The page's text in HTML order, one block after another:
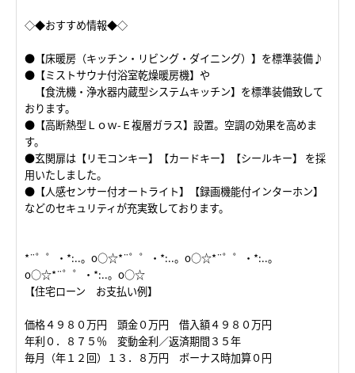
◇◆おすすめ情報◆◇
●【床暖房（キッチン・リビング・ダイニング）】を標準装備♪
●【ミストサウナ付浴室乾燥暖房機】や
【食洗機・浄水器内蔵型システムキッチン】を標準装備致して
おります。
●【高断熱型Ｌｏｗ-Ｅ複層ガラス】設置。空調の効果を高めま
す。
●玄関扉は【リモコンキー】【カードキー】【シールキー】 を採
用いたしました。
●【人感センサー付オートライト】【録画機能付インターホン】
などのセキュリティが充実致しております。
*¨゜゜・*:..。o○☆*¨゜゜・*:..。o○☆*¨゜゜・*:..。
o○☆*¨゜゜・*:..。o○☆
【住宅ローン お支払い例】
価格４９８０万円 頭金０万円 借入額４９８０万円
年利０．８７５％ 変動金利／返済期間３５年
毎月（年１２回）１３．８万円 ボーナス時加算０円